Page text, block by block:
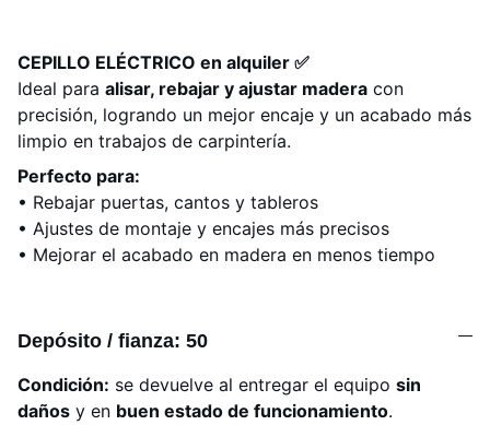
CEPILLO ELÉCTRICO en alquiler ✅
Ideal para alisar, rebajar y ajustar madera con
precisión, logrando un mejor encaje y un acabado más
limpio en trabajos de carpintería.
Perfecto para:
• Rebajar puertas, cantos y tableros
• Ajustes de montaje y encajes más precisos
• Mejorar el acabado en madera en menos tiempo
Depósito / fianza: 50
Condición: se devuelve al entregar el equipo sin
daños y en buen estado de funcionamiento.